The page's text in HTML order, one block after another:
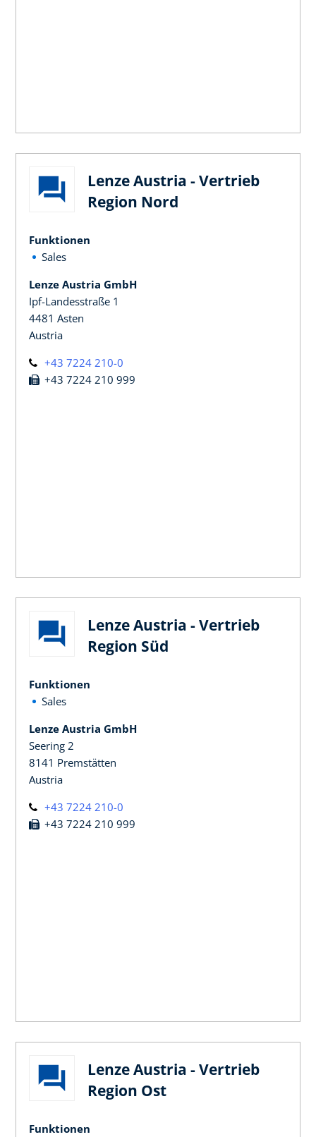
Lenze Austria - Vertrieb
Region Nord
Funktionen
Sales
Lenze Austria GmbH
Ipf-Landesstraße 1
4481 Asten
Austria
+43 7224 210-0
+43 7224 210 999
Lenze Austria - Vertrieb
Region Süd
Funktionen
Sales
Lenze Austria GmbH
Seering 2
8141 Premstätten
Austria
+43 7224 210-0
+43 7224 210 999
Lenze Austria - Vertrieb
Region Ost
Funktionen